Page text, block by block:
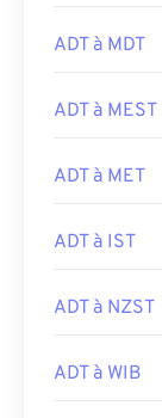
ADT à MDT
ADT à MEST
ADT à MET
ADT à IST
ADT à NZST
ADT à WIB